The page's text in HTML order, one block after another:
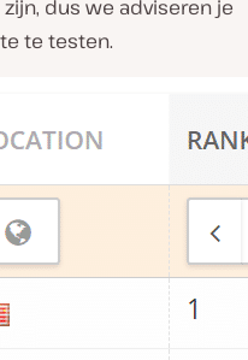
dus we adviseren je
te testen.